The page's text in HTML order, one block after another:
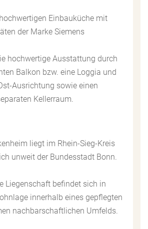
Einbauküche mit
der Marke Siemens
hochwertige Ausstattung durch
Balkon bzw. eine Loggia und
Ausrichtung sowie einen
Kellerraum.
liegt im Rhein-Sieg-Kreis
unweit der Bundesstadt Bonn.
Liegenschaft befindet sich in
innerhalb eines gepflegten
nachbarschaftlichen Umfelds.